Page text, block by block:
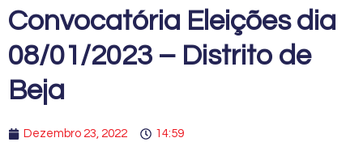
Convocatória Eleições dia
08/01/2023 – Distrito de
Beja
Dezembro 23, 2022 14:59